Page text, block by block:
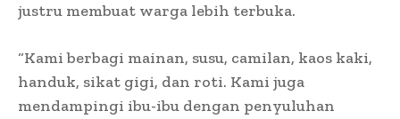
justru membuat warga lebih terbuka.
“Kami berbagi mainan, susu, camilan, kaos kaki,
handuk, sikat gigi, dan roti. Kami juga
mendampingi ibu-ibu dengan penyuluhan